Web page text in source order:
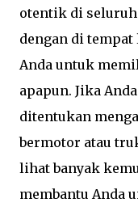
otentik di seluruh
dengan di
Anda untuk
apapun. Jika
ditentukan
bermotor atau
lihat banyak
membantu Anda